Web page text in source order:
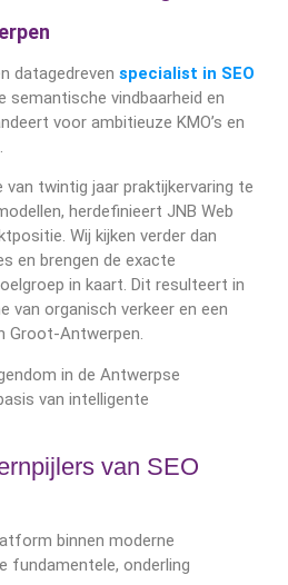
datagedreven specialist in SEO
semantische vindbaarheid en
voor ambitieuze KMO’s en
van twintig jaar praktijkervaring te
herdefinieert JNB Web
Wij kijken verder dan
en brengen de exacte
in kaart. Dit resulteert in
van organisch verkeer en een
Groot-Antwerpen.
in de Antwerpse
van intelligente
van SEO
binnen moderne
fundamentele, onderling